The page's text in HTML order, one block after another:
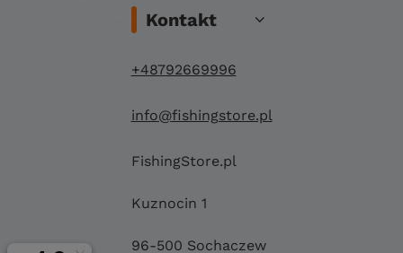
Kontakt
+48792669996
info@fishingstore.pl
FishingStore.pl
Kuznocin 1
96-500 Sochaczew